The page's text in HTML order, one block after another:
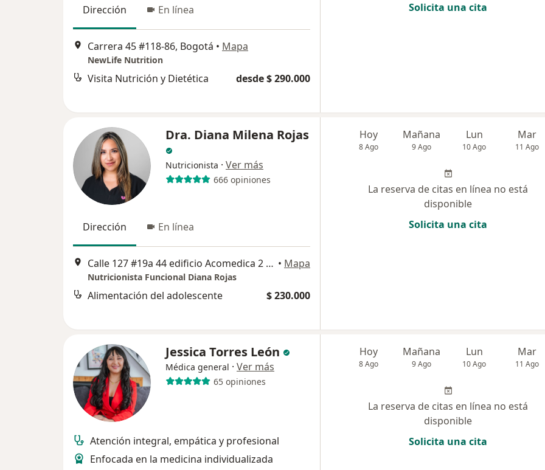
Dirección En línea
Carrera 45 #118-86, Bogotá • Mapa
NewLife Nutrition
Visita Nutrición y Dietética desde $ 290.000
Solicita una cita
Dra. Diana Milena Rojas
Nutricionista · Ver más
666 opiniones
Dirección En línea
Calle 127 #19a 44 edificio Acomedica 2 Consultorio 412, Bogotá • Mapa
Nutricionista Funcional Diana Rojas
Alimentación del adolescente $ 230.000
Hoy
8 Ago
Mañana
9 Ago
Lun
10 Ago
Mar
11 Ago
La reserva de citas en línea no está
disponible
Solicita una cita
Jessica Torres León
Médica general · Ver más
65 opiniones
Atención integral, empática y profesional
Enfocada en la medicina individualizada
Hoy
8 Ago
Mañana
9 Ago
Lun
10 Ago
Mar
11 Ago
La reserva de citas en línea no está
disponible
Solicita una cita